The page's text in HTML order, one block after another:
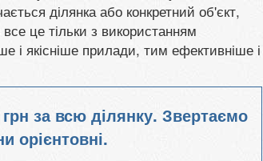
ділянка або конкретний об'єкт,
це тільки з використанням
і якісніше прилади, тим ефективніше і
за всю ділянку. Звертаємо
орієнтовні.